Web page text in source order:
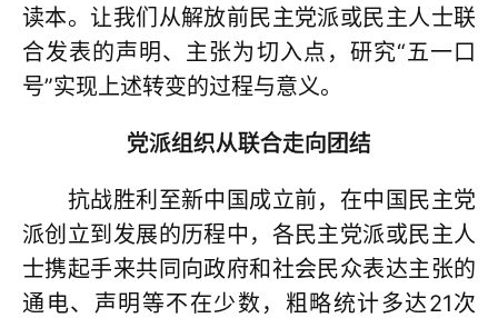
读本。让我们从解放前民主党派或民主人士联
合发表的声明、主张为切入点，研究“五一口
号”实现上述转变的过程与意义。
党派组织从联合走向团结
抗战胜利至新中国成立前，在中国民主党
派创立到发展的历程中，各民主党派或民主人
士携起手来共同向政府和社会民众表达主张的
通电、声明等不在少数，粗略统计多达21次